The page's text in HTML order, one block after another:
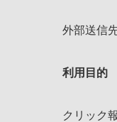
外部送信
利用目的
クリック